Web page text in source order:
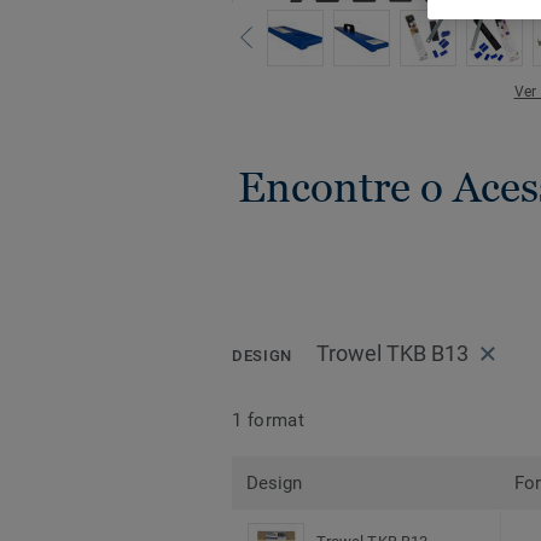
Encontre o
DESIGN Trowel TKB B13
1 format
Design